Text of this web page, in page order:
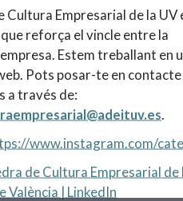
Cultura Empresarial de la UV
reforça el vincle entre la
Estem treballant en
Pots posar-te en contacte
a través de:
www.instagram.com/
de Cultura Empresarial de
València | LinkedIn